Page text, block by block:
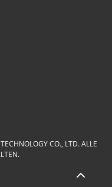
CO., LTD. ALLE